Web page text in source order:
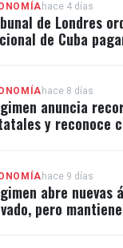
hace 4 días
de Londres
de Cuba
hace 8 días
anuncia
y reconoce
hace 9 días
abre nuevas
pero